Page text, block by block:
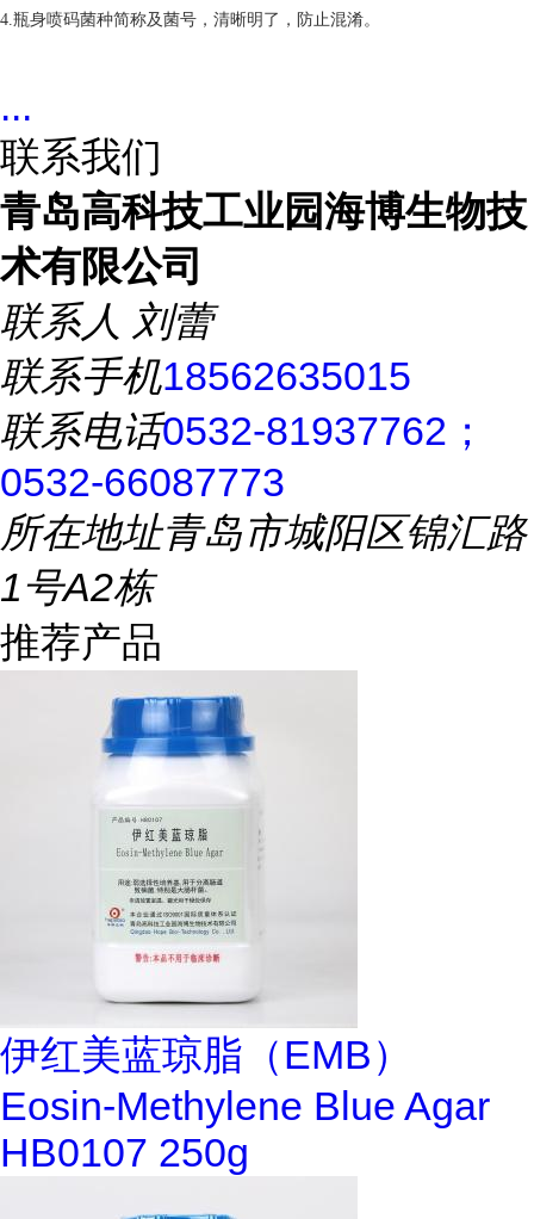
4.瓶身喷码菌种简称及菌号，清晰明了，防止混淆。
...
联系我们
青岛高科技工业园海博生物技
术有限公司
联系人 刘蕾
联系手机18562635015
联系电话0532-81937762；
0532-66087773
所在地址青岛市城阳区锦汇路
1号A2栋
推荐产品
伊红美蓝琼脂（EMB）
Eosin-Methylene Blue Agar
HB0107 250g